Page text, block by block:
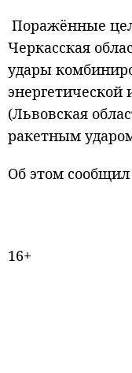
Поражённые
Черкасская
удары
(Львовская
ракетным
Об этом
16+